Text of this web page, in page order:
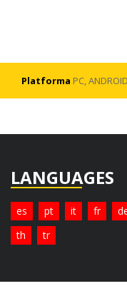
Platforma PC,
LANGUAGES
es pt it fr
th
tr